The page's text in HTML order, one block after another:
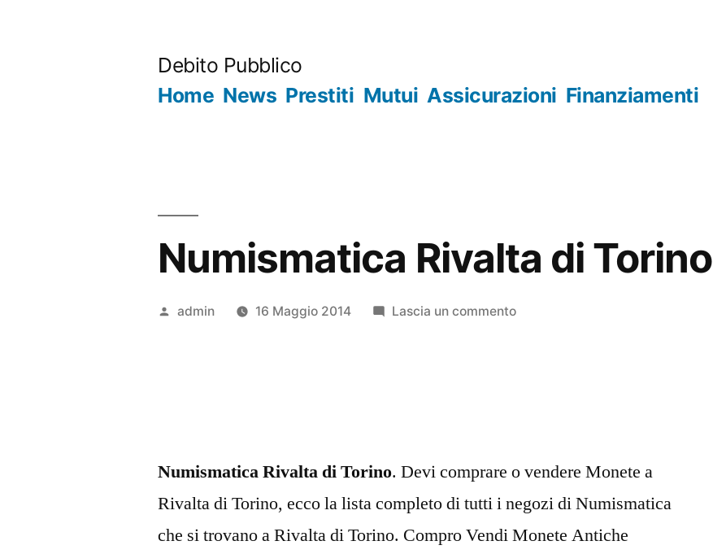
Debito Pubblico
Home News Prestiti Mutui Assicurazioni Finanziamenti
Numismatica Rivalta di Torino
Pubblicato
admin 16 Maggio 2014 Lascia un commentosu
Numismatica Rivalta di Torino. Devi comprare o vendere Monete a
Rivalta di Torino, ecco la lista completo di tutti i negozi di Numismatica
che si trovano a Rivalta di Torino. Compro Vendi Monete Antiche